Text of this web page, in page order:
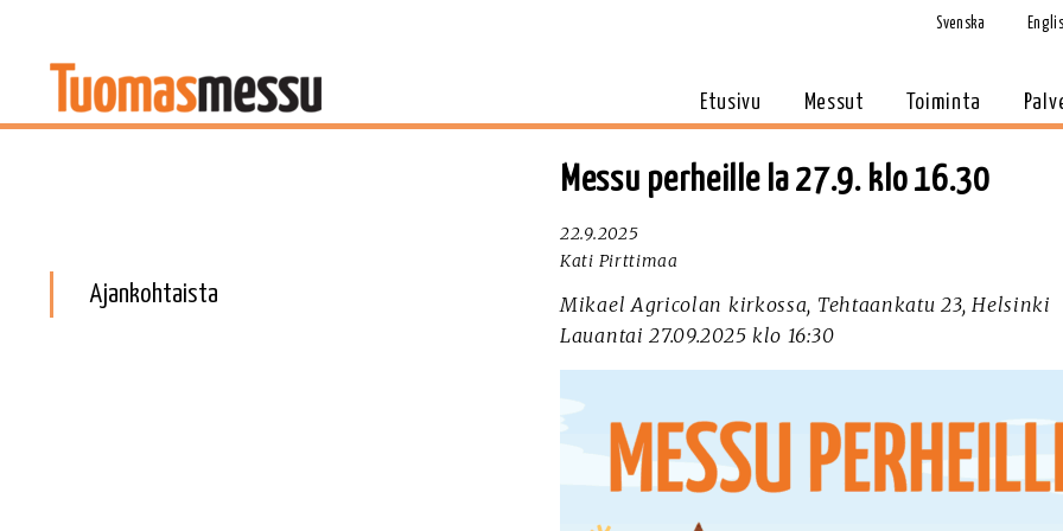
Svenska
Etusivu Messut Toiminta
Ajankohtaista
Messu perheille la 27.9. klo 16.30
22.9.2025
Kati Pirttimaa
Mikael Agricolan kirkossa, Tehtaankatu 23, Helsinki
Lauantai 27.09.2025 klo 16:30